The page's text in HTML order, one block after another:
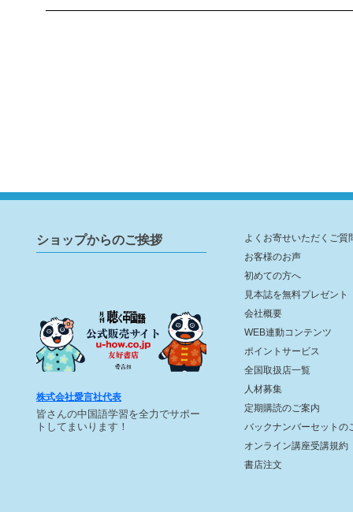
ショップからのご挨拶
株式会社愛言社代表
皆さんの中国語学習を全力でサポー
トしてまいります！
よくお寄せいただくご質
お客様のお声
初めての方へ
見本誌を無料プレゼント
会社概要
WEB連動コンテンツ
ポイントサービス
全国取扱店一覧
人材募集
定期購読のご案内
バックナンバーセットの
オンライン講座受講規約
書店注文